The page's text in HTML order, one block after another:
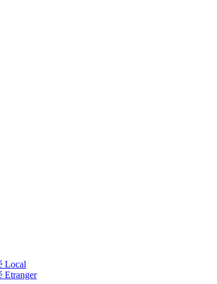
Local
Etranger